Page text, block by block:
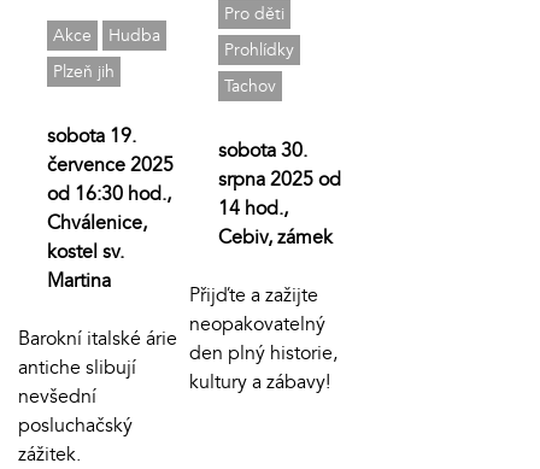
Akce
Hudba
Plzeň jih
sobota 19.
července 2025
od 16:30 hod.,
Chválenice,
kostel sv.
Martina
Barokní italské árie
antiche slibují
nevšední
posluchačský
zážitek.
Pro děti
Prohlídky
Tachov
sobota 30.
srpna 2025 od
14 hod.,
Cebiv, zámek
Přijďte a zažijte
neopakovatelný
den plný historie,
kultury a zábavy!